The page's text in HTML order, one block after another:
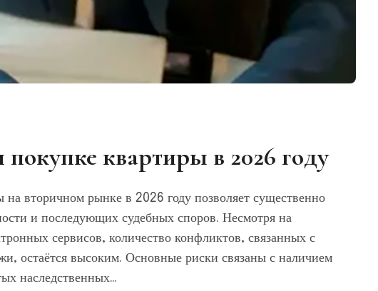
квартиры в 2026 году
вторичном рынке в 2026 году позволяет существенно
и последующих судебных споров. Несмотря на
сервисов, количество конфликтов, связанных с
остаётся высоким. Основные риски связаны с наличием
наследственных…